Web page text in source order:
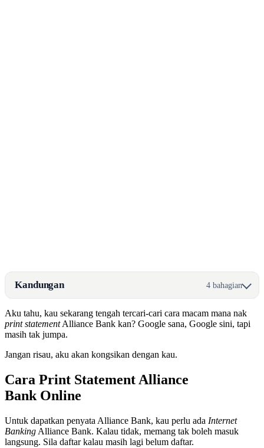
Kandungan 4 bahagian
Aku tahu, kau sekarang tengah tercari-cari cara macam mana nak
print statementAlliance Bank kan? Google sana, Google sini, tapi
masih tak jumpa.
Jangan risau, aku akan kongsikan dengan kau.
Cara Print Statement Alliance
Bank Online
Untuk dapatkan penyata Alliance Bank, kau perlu ada Internet
Banking Alliance Bank. Kalau tidak, memang tak boleh masuk
langsung. Sila daftar kalau masih lagi belum daftar.